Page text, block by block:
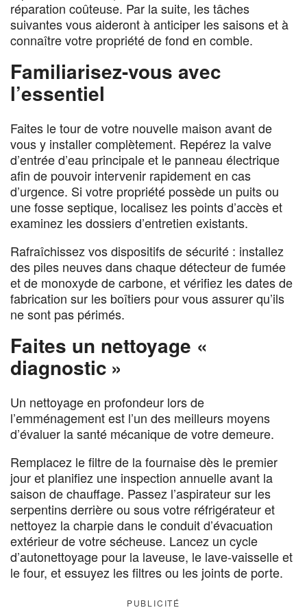
réparation coûteuse. Par la suite, les tâches
suivantes vous aideront à anticiper les saisons et à
connaître votre propriété de fond en comble.
Familiarisez-vous avec
l’essentiel
Faites le tour de votre nouvelle maison avant de
vous y installer complètement. Repérez la valve
d’entrée d’eau principale et le panneau électrique
afin de pouvoir intervenir rapidement en cas
d’urgence. Si votre propriété possède un puits ou
une fosse septique, localisez les points d’accès et
examinez les dossiers d’entretien existants.
Rafraîchissez vos dispositifs de sécurité : installez
des piles neuves dans chaque détecteur de fumée
et de monoxyde de carbone, et vérifiez les dates de
fabrication sur les boîtiers pour vous assurer qu’ils
ne sont pas périmés.
Faites un nettoyage «
diagnostic »
Un nettoyage en profondeur lors de
l’emménagement est l’un des meilleurs moyens
d’évaluer la santé mécanique de votre demeure.
Remplacez le filtre de la fournaise dès le premier
jour et planifiez une inspection annuelle avant la
saison de chauffage. Passez l’aspirateur sur les
serpentins derrière ou sous votre réfrigérateur et
nettoyez la charpie dans le conduit d’évacuation
extérieur de votre sécheuse. Lancez un cycle
d’autonettoyage pour la laveuse, le lave-vaisselle et
le four, et essuyez les filtres ou les joints de porte.
PUBLICITÉ